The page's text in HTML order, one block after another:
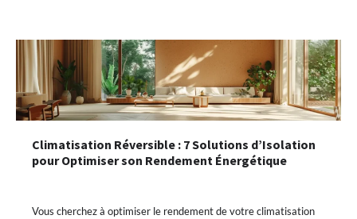
Climatisation Réversible : 7 Solutions d’Isolation
pour Optimiser son Rendement Énergétique
Vous cherchez à optimiser le rendement de votre climatisation